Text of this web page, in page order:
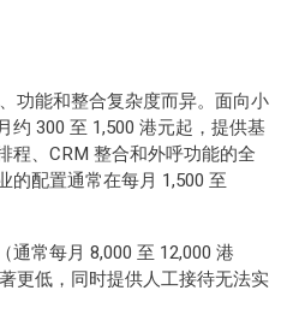
功能和整合复杂度而异。面向小
约 300 至 1,500 港元起，提供基
程、CRM 整合和外呼功能的全
的配置通常在每月 1,500 至
常每月 8,000 至 12,000 港
更低，同时提供人工接待无法实